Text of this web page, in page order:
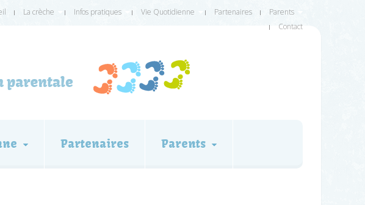
La crèche Infos pratiques Vie Quotidienne Partenaires
Parents
Contact
Partenaires Parents